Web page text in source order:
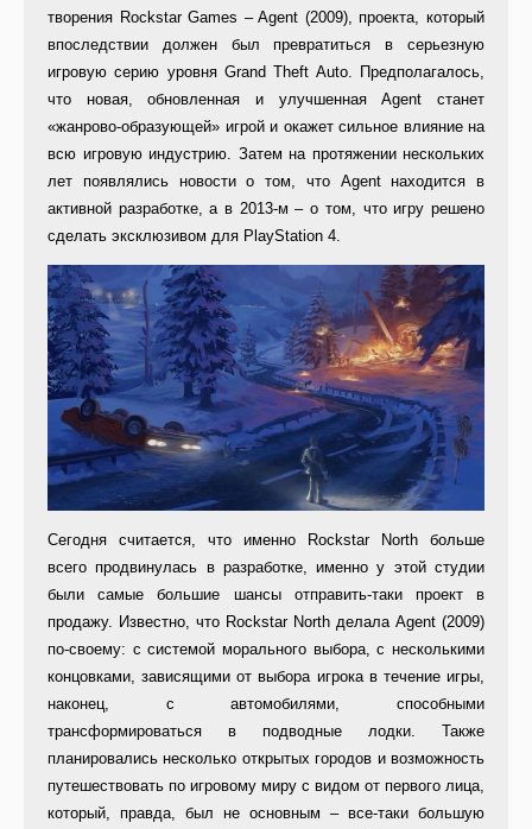
творения Rockstar Games – Agent (2009), проекта, который
впоследствии должен был превратиться в серьезную
игровую серию уровня Grand Theft Auto. Предполагалось,
что новая, обновленная и улучшенная Agent станет
«жанрово-образующей» игрой и окажет сильное влияние на
всю игровую индустрию. Затем на протяжении нескольких
лет появлялись новости о том, что Agent находится в
активной разработке, а в 2013-м – о том, что игру решено
сделать эксклюзивом для PlayStation 4.
Сегодня считается, что именно Rockstar North больше
всего продвинулась в разработке, именно у этой студии
были самые большие шансы отправить-таки проект в
продажу. Известно, что Rockstar North делала Agent (2009)
по-своему: с системой морального выбора, с несколькими
концовками, зависящими от выбора игрока в течение игры,
наконец, с автомобилями, способными
трансформироваться в подводные лодки. Также
планировались несколько открытых городов и возможность
путешествовать по игровому миру с видом от первого лица,
который, правда, был не основным – все-таки большую